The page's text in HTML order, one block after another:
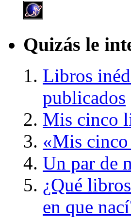
Quizás le
Libros
publicados
Mis cinco
«Mis
Un par de
¿Qué
en que